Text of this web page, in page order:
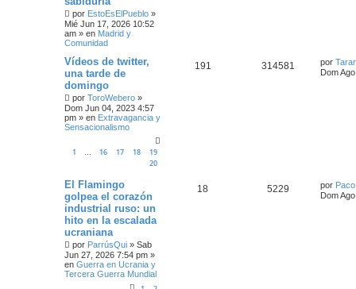
por EstoEsElPueblo »
Mié Jun 17, 2026 10:52
am » en Madrid y
Comunidad
Vídeos de twitter,
una tarde de
domingo
por ToroWebero »
Dom Jun 04, 2023 4:57
pm » en Extravagancia y
Sensacionalismo
1 … 16 17 18
19
20
191 314581 por
Dom
El Flamingo
golpea el corazón
industrial ruso: un
hito en la escalada
ucraniana
por ParrúsQui » Sab
Jun 27, 2026 7:54 pm »
en Guerra en Ucrania y
Tercera Guerra Mundial
18 5229 por
Dom